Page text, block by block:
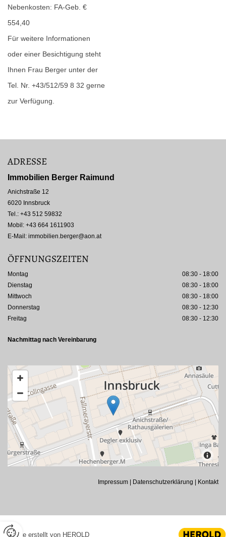
Nebenkosten: FA-Geb. €
554,40
Für weitere Informationen
oder einer Besichtigung steht
Ihnen Frau Berger unter der
Tel. Nr. +43/512/59 8 32 gerne
zur Verfügung.
ADRESSE
Immobilien Berger Raimund
Anichstraße 12
6020 Innsbruck
Tel.: +43 512 59832
Mobil: +43 664 1611903
E-Mail: immobilien.berger@aon.at
ÖFFNUNGSZEITEN
Montag
08:30 - 18:00
Dienstag
08:30 - 18:00
Mittwoch
08:30 - 18:00
Donnerstag
08:30 - 12:30
Freitag
08:30 - 12:30
Nachmittag nach Vereinbarung
Impressum Datenschutzerklärung Kontakt
Website erstellt von HEROLD